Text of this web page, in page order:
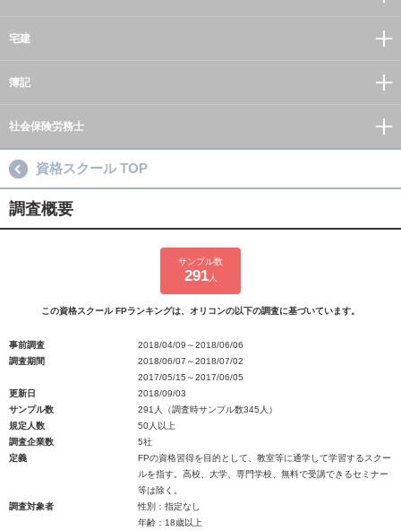
宅建
簿記
社会保険労務士
資格スクール TOP
調査概要
サンプル数
291人
この資格スクール FPランキングは、オリコンの以下の調査に基づいています。
事前調査
2018/04/09～2018/06/06
調査期間
2018/06/07～2018/07/02
2017/05/15～2017/06/05
更新日
2018/09/03
サンプル数
291人（調査時サンプル数345人）
規定人数
50人以上
調査企業数
5社
定義
FPの資格習得を目的として、教室等に通学して学習するスクー
ルを指す。高校、大学、専門学校、無料で受講できるセミナー
等は除く。
調査対象者
性別：指定なし
年齢：18歳以上